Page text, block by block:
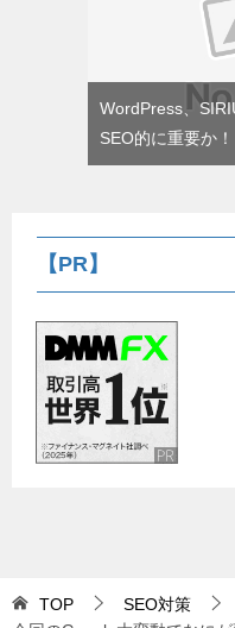
WordPress、
SEO的に重要か！
【PR】
TOP
SEO対策